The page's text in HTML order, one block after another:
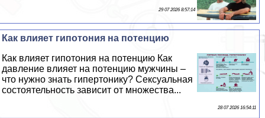
29 07 2026 8:57:14
Как влияет гипотония на потенцию
Как влияет гипотония на потенцию Как
давление влияет на потенцию мужчины –
что нужно знать гипертонику? Сeкcуальная
состоятельность зависит от множества...
28 07 2026 16:54:11